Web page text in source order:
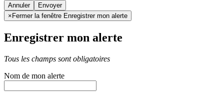
Annuler
× Fermer la fenêtre Enregistrer mon alerte
Enregistrer mon alerte
Tous les champs sont obligatoires
Nom de mon alerte